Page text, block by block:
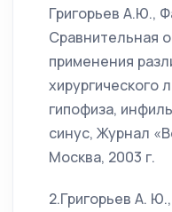
Григорьев А.Ю.,
Сравнительная
применения
хирургического
гипофиза,
синус, Журнал
Москва, 2003 г.
2.Григорьев А.